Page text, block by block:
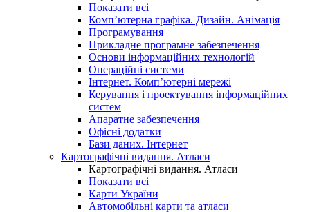
Показати всі
Комп’ютерна графіка. Дизайн. Анімація
Програмування
Прикладне програмне забезпечення
Основи інформаційних технологій
Операційні системи
Інтернет. Комп’ютерні мережі
Керування і проектування інформаційних
систем
Апаратне забезпечення
Офісні додатки
Бази даних. Інтернет
Картографічні видання. Атласи
Картографічні видання. Атласи
Показати всі
Карти України
Автомобільні карти та атласи